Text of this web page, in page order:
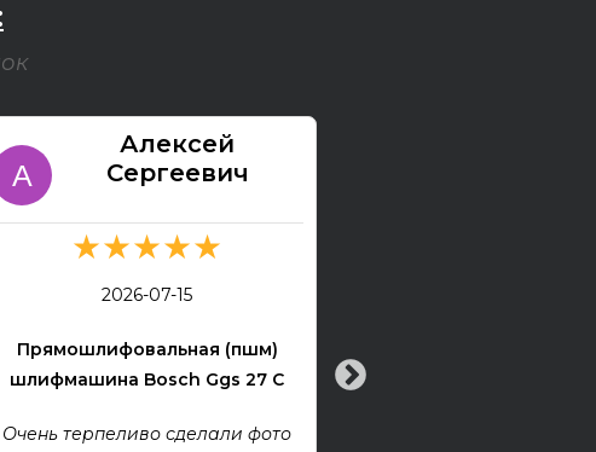
Алексей
Сергеевич
★★★★★
2026-07-15
Прямошлифовальная (пшм)
шлифмашина Bosch Ggs 27 C
Очень терпеливо сделали фото
Все хорошо! Гитара